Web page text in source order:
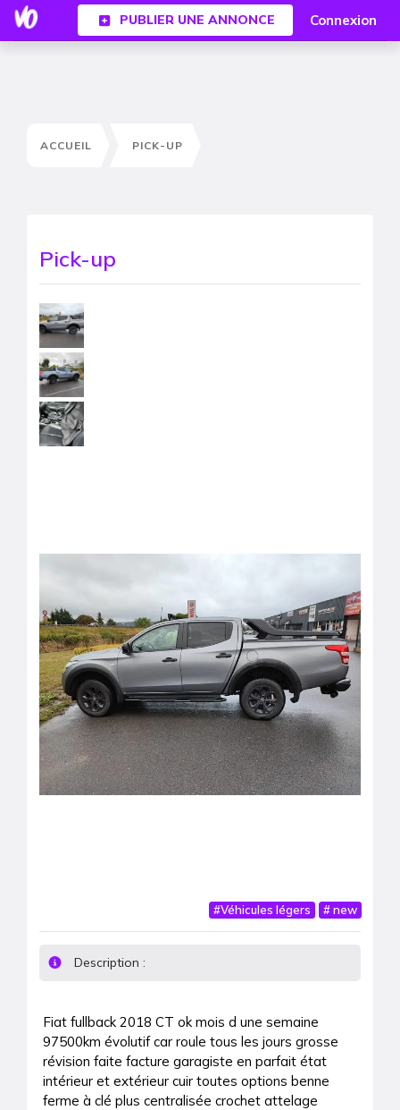
PUBLIER UNE ANNONCE Connexion
ACCUEIL PICK-UP
Pick-up
#Véhicules légers #new
Description :
Fiat fullback 2018 CT ok mois d une semaine
97500km évolutif car roule tous les jours grosse
révision faite facture garagiste en parfait état
intérieur et extérieur cuir toutes options benne
ferme à clé plus centralisée crochet attelage